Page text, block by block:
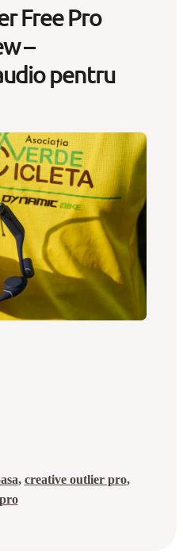
Free Pro
–
pentru
, creative outlier pro ,